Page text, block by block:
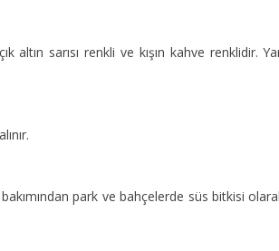
sarısı renkli ve kışın kahve renklidir.
park ve bahçelerde süs bitkisi